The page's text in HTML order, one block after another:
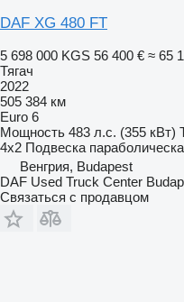
DAF XG 480 FT
5 698 000 KGS 56 400 € ≈ 65
Тягач
2022
505 384 км
Euro 6
Мощность 483 л.с. (355 кВт)
4x2 Подвеска
Венгрия, Budapest
DAF Used Truck Center
Связаться с продавцом